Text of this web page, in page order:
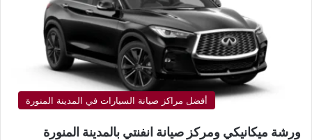
أفضل مراكز صيانة السيارات في المدينة المنورة
ورشة ميكانيكي ومركز صيانة انفنتي بالمدينة المنورة